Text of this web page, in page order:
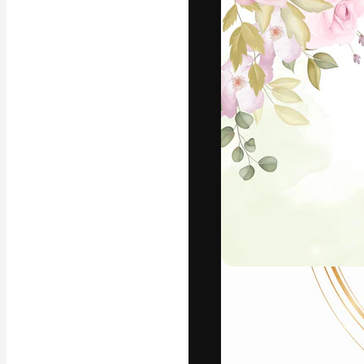
La plataforma
trabajo. Más
entre
estudios.
Español
Copyright ©